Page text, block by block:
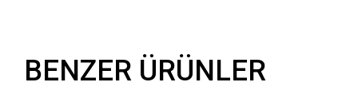
BENZER ÜRÜNLER